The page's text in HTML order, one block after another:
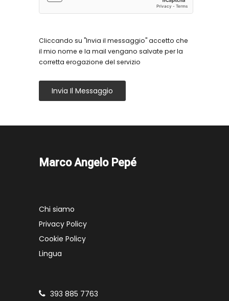
Cliccando su "Invia il messaggio" accetto che
il mio nome e la mail vengano salvate per la
corretta erogazione del servizio
Invia Il Messaggio
Marco Angelo Pepé
Chi siamo
Privacy Policy
Cookie Policy
Lingua
393 885 7763